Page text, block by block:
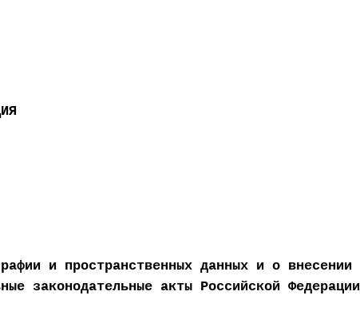
и пространственных данных и о внесении
законодательные акты Российской Федерации